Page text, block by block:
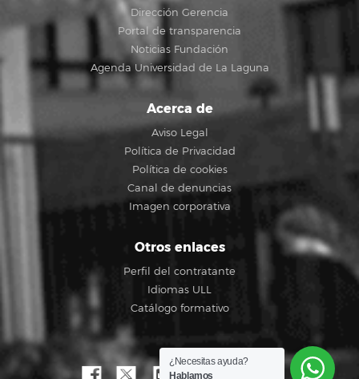
Dirección Gerencia
Portal de transparencia
Noticias Fundación
Agenda Universidad de La Laguna
Acerca de
Aviso Legal
Política de Privacidad
Política de cookies
Canal de denuncias
Imagen corporativa
Otros enlaces
Perfil del contratante
Idiomas ULL
Catálogo formativo
¿Necesitas ayuda?
Hablamos